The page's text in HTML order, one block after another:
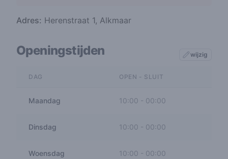
Adres: Herenstraat 1, Alkmaar
Openingstijden wijzig
DAG OPEN - SLUIT
Maandag 10:00 - 00:00
Dinsdag 10:00 00:00
Woensdag 10:00 - 00:00